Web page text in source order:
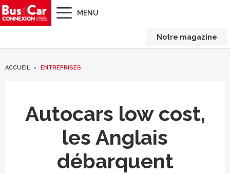
MENU
Notre magazine
ACCUEIL ENTREPRISES
Autocars low cost,
les Anglais
débarquent